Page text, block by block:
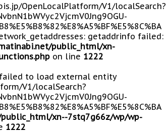
OpenLocalPlatform/V1/localSearch?
getaddrinfo failed:
public_html/xn-
on line 1222
to load external entity
V1/localSearch?
xn--7stq7g66z/wp/wp-
1222